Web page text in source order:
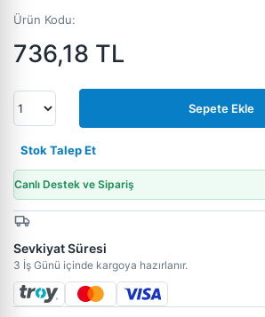
Ürün Kodu:
736,18 TL
Sepete Ekle
Stok Talep Et
Canlı Destek ve Sipariş
Sevkiyat Süresi
3 İş Günü içinde kargoya hazırlanır.